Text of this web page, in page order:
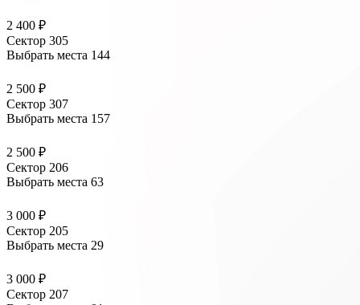
2 400 ₽
Сектор 305
Выбрать места 144
2 500 ₽
Сектор 307
Выбрать места 157
2 500 ₽
Сектор 206
Выбрать места 63
3 000 ₽
Сектор 205
Выбрать места 29
3 000 ₽
Сектор 207